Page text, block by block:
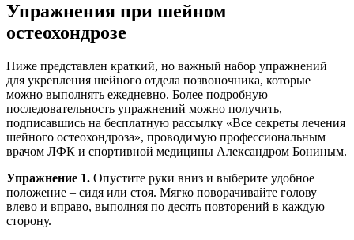
Упражнения при шейном
остеохондрозе
Ниже представлен краткий, но важный набор упражнений
для укрепления шейного отдела позвоночника, которые
можно выполнять ежедневно. Более подробную
последовательность упражнений можно получить,
подписавшись на бесплатную рассылку «Все секреты лечения
шейного остеохондроза», проводимую профессиональным
врачом ЛФК и спортивной медицины Александром Бониным.
Упражнение 1. Опустите руки вниз и выберите удобное
положение – сидя или стоя. Мягко поворачивайте голову
влево и вправо, выполняя по десять повторений в каждую
сторону.